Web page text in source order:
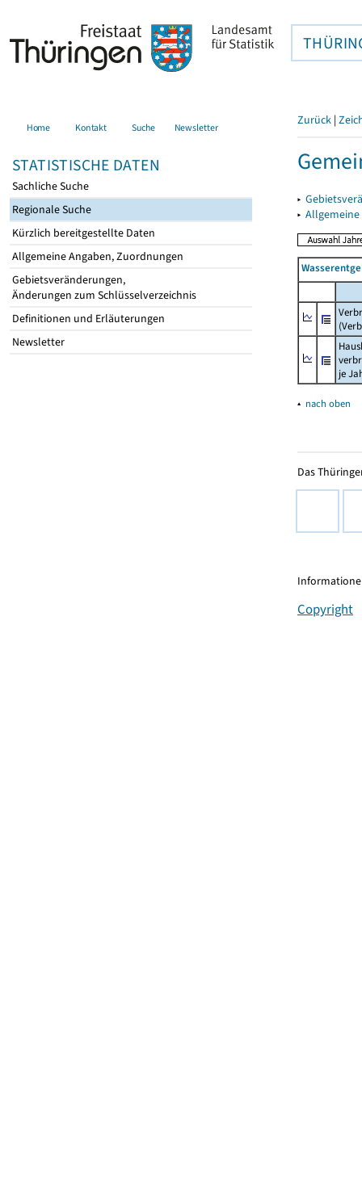
Home Kontakt Suche Newsletter
STATISTISCHE DATEN
Sachliche Suche
Regionale Suche
Kürzlich bereitgestellte Daten
Allgemeine Angaben, Zuordnungen
Gebietsveränderungen,
Änderungen zum Schlüsselverzeichnis
Definitionen und Erläuterungen
Newsletter
Zurück |
▸
▸
je
▴ nach oben
Das
Copyright